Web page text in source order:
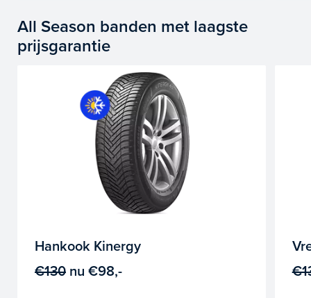
All Season banden met laagste
prijsgarantie
Hankook Kinergy
€130 nu €98,-